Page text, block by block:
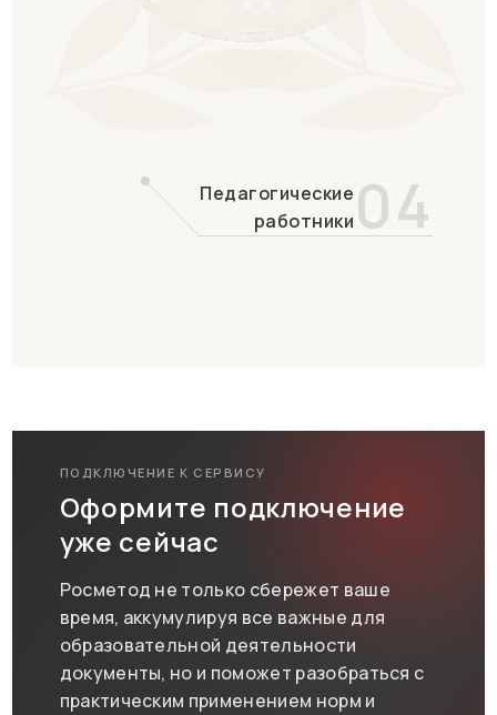
Педагогические
работники 04
ПОДКЛЮЧЕНИЕ К СЕРВИСУ
Оформите подключение
уже сейчас
Росметод не только сбережет ваше
время, аккумулируя все важные для
образовательной деятельности
документы, но и поможет разобраться с
практическим применением норм и